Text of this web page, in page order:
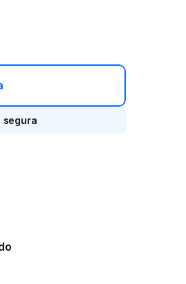
Blanco quantity
segura